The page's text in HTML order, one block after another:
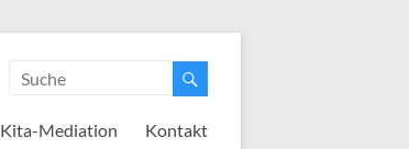
Kita-Mediation Kontakt